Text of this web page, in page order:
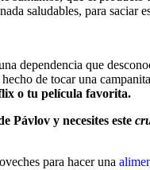
saludables, para saciar
dependencia que
de tocar una
o tu película favorita.
Pávlov y necesites este
para hacer una